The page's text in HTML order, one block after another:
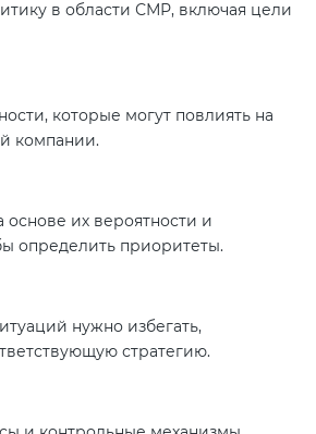
в области СМР, включая цели
которые могут повлиять на
компании.
их вероятности и
определить приоритеты.
нужно избегать,
стратегию.